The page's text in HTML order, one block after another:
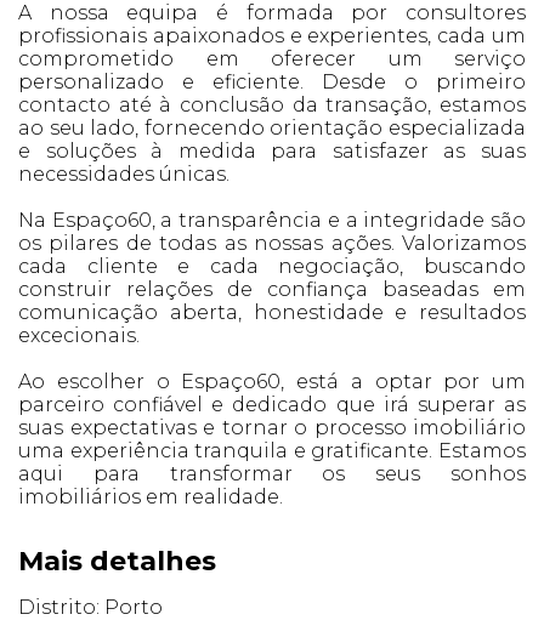
A nossa equipa é formada por consultores
profissionais apaixonados e experientes, cada um
comprometido em oferecer um serviço
personalizado e eficiente. Desde o primeiro
contacto até à conclusão da transação, estamos
ao seu lado, fornecendo orientação especializada
e soluções à medida para satisfazer as suas
necessidades únicas.
Na Espaço60, a transparência e a integridade são
os pilares de todas as nossas ações. Valorizamos
cada cliente e cada negociação, buscando
construir relações de confiança baseadas em
comunicação aberta, honestidade e resultados
excecionais.
Ao escolher o Espaço60, está a optar por um
parceiro confiável e dedicado que irá superar as
suas expectativas e tornar o processo imobiliário
uma experiência tranquila e gratificante. Estamos
aqui para transformar os seus sonhos
imobiliários em realidade.
Mais detalhes
Distrito: Porto